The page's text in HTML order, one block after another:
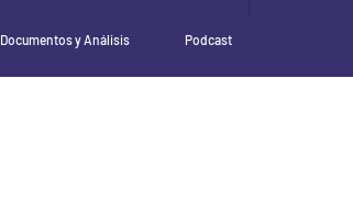
Documentos y Análisis Podcast